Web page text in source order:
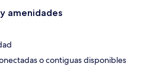
amenidades
o contiguas disponibles